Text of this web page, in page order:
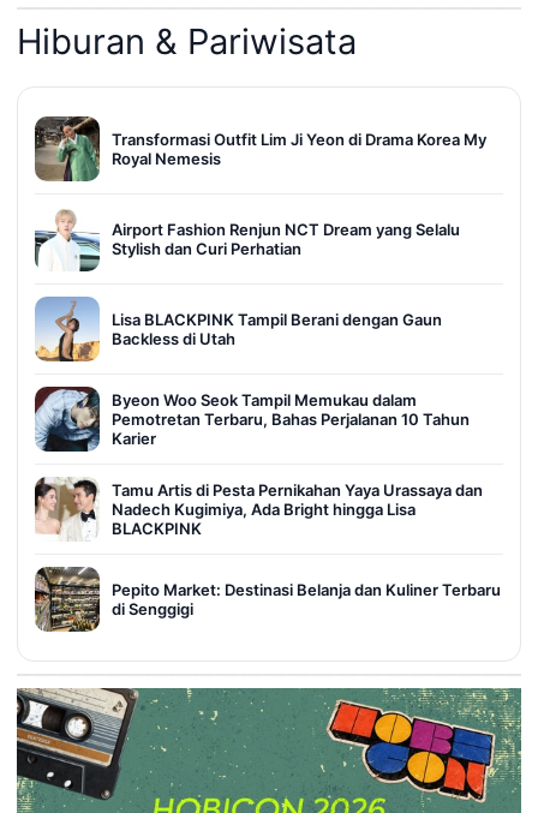
Hiburan & Pariwisata
Transformasi Outfit Lim Ji Yeon di Drama Korea My
Royal Nemesis
Airport Fashion Renjun NCT Dream yang Selalu
Stylish dan Curi Perhatian
Lisa BLACKPINK Tampil Berani dengan Gaun
Backless di Utah
Byeon Woo Seok Tampil Memukau dalam
Pemotretan Terbaru, Bahas Perjalanan 10 Tahun
Karier
Tamu Artis di Pesta Pernikahan Yaya Urassaya dan
Nadech Kugimiya, Ada Bright hingga Lisa
BLACKPINK
Pepito Market: Destinasi Belanja dan Kuliner Terbaru
di Senggigi